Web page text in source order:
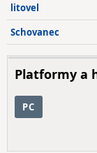
litovel
Schovanec
Platformy a
PC